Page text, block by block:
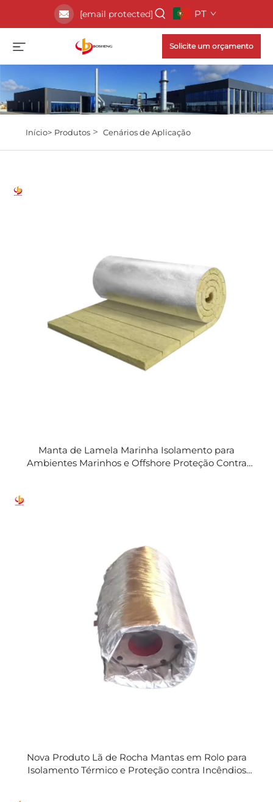
[email protected] PT
Solicite um orçamento
Início> Produtos> Cenários de Aplicação
Manta de Lamela Marinha Isolamento para
Ambientes Marinhos e Offshore Proteção Contra
Nova Produto Lã de Rocha Mantas em Rolo para
Isolamento Térmico e Proteção contra Incêndios